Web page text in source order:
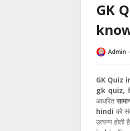
GK
Admin
GK Quiz
gk quiz,
आधरित
hindi को
उत्‍पन्‍न होती